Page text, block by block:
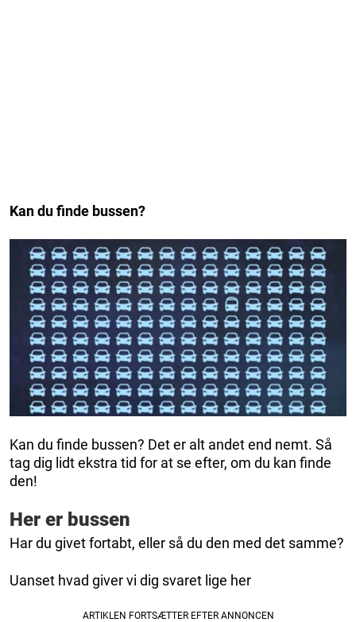
Kan du finde bussen?
Kan du finde bussen? Det er alt andet end nemt. Så
tag dig lidt ekstra tid for at se efter, om du kan finde
den!
Her er bussen
Har du givet fortabt, eller så du den med det samme?
Uanset hvad giver vi dig svaret lige her